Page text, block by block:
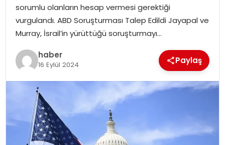
SOSYAL HABER
sorumlu olanların hesap vermesi gerektiği
vurgulandı. ABD Soruşturması Talep Edildi Jayapal ve
Murray, İsrail’in yürüttüğü soruşturmayı…
haber
16 Eylül 2024 Paylaş